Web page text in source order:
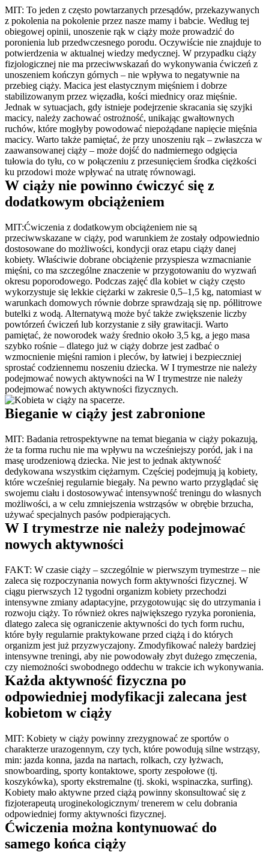
MIT: To jeden z często powtarzanych przesądów, przekazywanych
z pokolenia na pokolenie przez nasze mamy i babcie. Według tej
obiegowej opinii, unoszenie rąk w ciąży może prowadzić do
poronienia lub przedwczesnego porodu. Oczywiście nie znajduje to
potwierdzenia w aktualnej wiedzy medycznej. W przypadku ciąży
fizjologicznej nie ma przeciwwskazań do wykonywania ćwiczeń z
unoszeniem kończyn górnych – nie wpływa to negatywnie na
przebieg ciąży. Macica jest elastycznym mięśniem i dobrze
stabilizowanym przez więzadła, kości miednicy oraz mięśnie.
Jednak w sytuacjach, gdy istnieje podejrzenie skracania się szyjki
macicy, należy zachować ostrożność, unikając gwałtownych
ruchów, które mogłyby powodować niepożądane napięcie mięśnia
macicy. Warto także pamiętać, że przy unoszeniu rąk – zwłaszcza w
zaawansowanej ciąży – może dojść do nadmiernego odgięcia
tułowia do tyłu, co w połączeniu z przesunięciem środka ciężkości
ku przodowi może wpływać na utratę równowagi.
W ciąży nie powinno ćwiczyć się z
dodatkowym obciążeniem
MIT:Ćwiczenia z dodatkowym obciążeniem nie są
przeciwwskazane w ciąży, pod warunkiem że zostały odpowiednio
dostosowane do możliwości, kondycji oraz etapu ciąży danej
kobiety. Właściwie dobrane obciążenie przyspiesza wzmacnianie
mięśni, co ma szczególne znaczenie w przygotowaniu do wyzwań
okresu poporodowego. Podczas zajęć dla kobiet w ciąży często
wykorzystuje się lekkie ciężarki w zakresie 0,5–1,5 kg, natomiast w
warunkach domowych równie dobrze sprawdzają się np. półlitrowe
butelki z wodą. Alternatywą może być także zwiększenie liczby
powtórzeń ćwiczeń lub korzystanie z siły grawitacji. Warto
pamiętać, że noworodek waży średnio około 3,5 kg, a jego masa
szybko rośnie – dlatego już w ciąży dobrze jest zadbać o
wzmocnienie mięśni ramion i pleców, by łatwiej i bezpieczniej
sprostać codziennemu noszeniu dziecka. W I trymestrze nie należy
podejmować nowych aktywności na W I trymestrze nie należy
podejmować nowych aktywności fizycznych.
Bieganie w ciąży jest zabronione
MIT: Badania retrospektywne na temat biegania w ciąży pokazują,
że ta forma ruchu nie ma wpływu na wcześniejszy poród, jak i na
masę urodzeniową dziecka. Nie jest to jednak aktywność
dedykowana wszystkim ciężarnym. Częściej podejmują ją kobiety,
które wcześniej regularnie biegały. Na pewno warto przyglądać się
swojemu ciału i dostosowywać intensywność treningu do własnych
możliwości, a w celu zmniejszenia wstrząsów w obrębie brzucha,
używać specjalnych pasów podpierających.
W I trymestrze nie należy podejmować
nowych aktywności
FAKT: W czasie ciąży – szczególnie w pierwszym trymestrze – nie
zaleca się rozpoczynania nowych form aktywności fizycznej. W
ciągu pierwszych 12 tygodni organizm kobiety przechodzi
intensywne zmiany adaptacyjne, przygotowując się do utrzymania i
rozwoju ciąży. To również okres największego ryzyka poronienia,
dlatego zaleca się ograniczenie aktywności do tych form ruchu,
które były regularnie praktykowane przed ciążą i do których
organizm jest już przyzwyczajony. Zmodyfikować należy bardziej
intensywne treningi, aby nie powodowały zbyt dużego zmęczenia,
czy niemożności swobodnego oddechu w trakcie ich wykonywania.
Każda aktywność fizyczna po
odpowiedniej modyfikacji zalecana jest
kobietom w ciąży
MIT: Kobiety w ciąży powinny zrezygnować ze sportów o
charakterze urazogennym, czy tych, które powodują silne wstrząsy,
min: jazda konna, jazda na nartach, rolkach, czy łyżwach,
snowboarding, sporty kontaktowe, sporty zespołowe (tj.
koszykówka), sporty ekstremalne (tj. skoki, wspinaczka, surfing).
Kobiety mało aktywne przed ciążą powinny skonsultować się z
fizjoterapeutą uroginekologicznym/ trenerem w celu dobrania
odpowiedniej formy aktywności fizycznej.
Ćwiczenia można kontynuować do
samego końca ciąży